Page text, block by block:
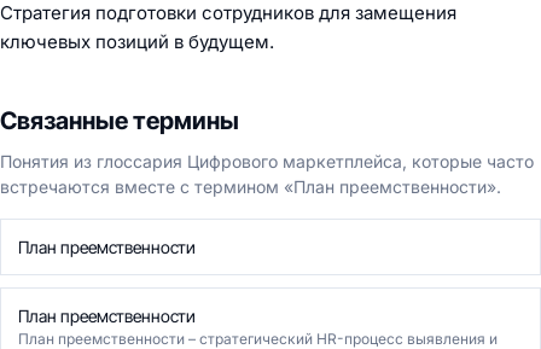
Стратегия подготовки сотрудников для замещения
ключевых позиций в будущем.
Связанные термины
Понятия из глоссария Цифрового маркетплейса, которые часто
встречаются вместе с термином «План преемственности».
План преемственности
План преемственности
План преемственности – стратегический HR-процесс выявления и